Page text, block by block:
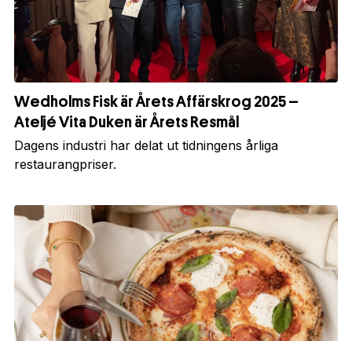
Wedholms Fisk är Årets Affärskrog 2025 –
Ateljé Vita Duken är Årets Resmål
Dagens industri har delat ut tidningens årliga
restaurangpriser.